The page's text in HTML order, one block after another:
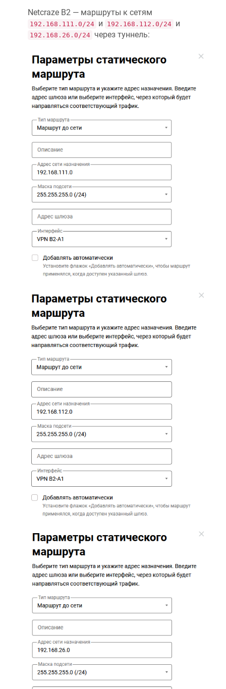
Netcraze B2 — маршруты к сетям
192.168.111.0/24 и 192.168.112.0/24 и
192.168.26.0/24 через туннель: